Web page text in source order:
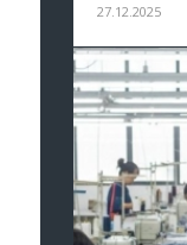
27.12.2025